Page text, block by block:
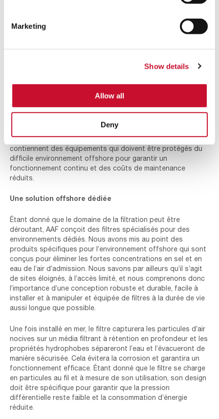
Marketing
Show details
Allow all
Deny
performances de l’équipement. La nacelle de chaque éolienne
doit être protégée contre la contamination de l’air pour être
générateur, la boîte de vitesse, le frein et l’électronique de
surchauffe des équipements et d’assurer une ventilation
permet à l’air de circuler vers les équipements clés et d’éviter
ainsi la surchauffe. Enfin, les parcs éoliens sont équipés de
par les éoliennes au réseau électrique. Elles jouent un rôle
essentiel dans l’évolution de la production d’énergie et
contiennent des équipements qui doivent être protégés du
difficile environnement offshore pour garantir un
fonctionnement continu et des coûts de maintenance
réduits.
Une solution offshore dédiée
Étant donné que le domaine de la filtration peut être
déroutant, AAF conçoit des filtres spécialisés pour des
environnements dédiés. Nous avons mis au point des
produits spécifiques pour l’environnement offshore qui sont
conçus pour éliminer les fortes concentrations en sel et en
eau de l’air d’admission. Nous savons par ailleurs qu’il s’agit
de sites éloignés, à l’accès limité, et nous comprenons donc
l’importance d’une conception robuste et durable, facile à
installer et à manipuler et équipée de filtres à la durée de vie
aussi longue que possible.
Une fois installé en mer, le filtre capturera les particules d’air
nocives sur un média filtrant à rétention en profondeur et les
propriétés hydrophobes sépareront l’eau et l’évacueront de
manière sécurisée. Cela évitera la corrosion et garantira un
fonctionnement efficace. Étant donné que le filtre se charge
en particules au fil et à mesure de son utilisation, son design
doit être spécifique pour garantir que la pression
différentielle reste faible et la consommation d’énergie
réduite.